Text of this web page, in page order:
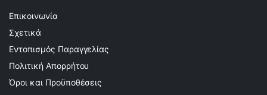
Επικοινωνία
Σχετικά
Εντοπισμός Παραγγελίας
Πολιτική Απορρήτου
Όροι και Προϋποθέσεις